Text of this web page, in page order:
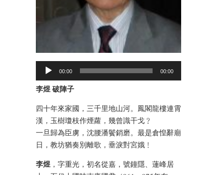
00:00 00:00
李煜 破陣子
四十年來家國，三千里地山河。鳳閣龍樓連霄
漢，玉樹瓊枝作煙蘿，幾曾識干戈﹖
一旦歸為臣虜，沈腰潘鬢銷磨。最是倉惶辭廟
日，教坊猶奏別離歌，垂淚對宮娥﹗
李煜 ，字重光，初名從嘉，號鐘隱、蓮峰居